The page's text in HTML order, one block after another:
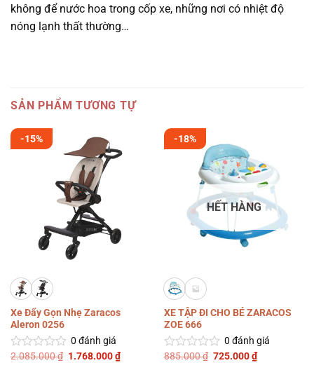
không để nước hoa trong cốp xe, những nơi có nhiệt độ
nóng lạnh thất thường…
SẢN PHẨM TƯƠNG TỰ
-15%
Xe Đẩy Gọn Nhẹ Zaracos
Aleron 0256
Được
0 đánh giá
2.085.000₫ Giá
1.768.000₫Giá
hiện
-18%
HẾT HÀNG
XE TẬP ĐI CHO BÉ ZARACOS
ZOE 666
Được
0 đánh giá
885.000₫ Giá
725.000₫Giá
hiện